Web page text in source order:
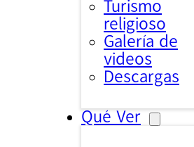
Turismo
religioso
Galería de
videos
Descargas
Qué Ver